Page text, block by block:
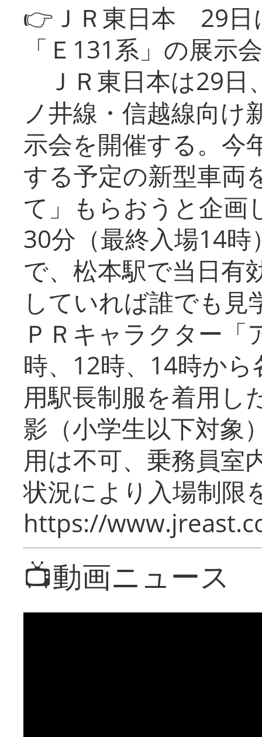
👉ＪＲ東日本 29日
「Ｅ131系」の展示会
ＪＲ東日本は29日
ノ井線・信越線向け
示会を開催する。今
する予定の新型車両
て」もらおうと企画
30分（最終入場14
で、松本駅で当日有
していれば誰でも
ＰＲキャラクター
時、12時、14時か
用駅長制服を着用し
影（小学生以下対象
用は不可、乗務員室
状況により入場制限
https://
📺動画ニュース